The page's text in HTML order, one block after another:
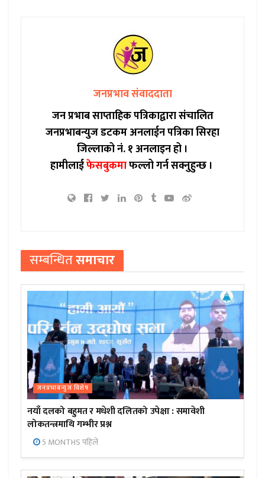
जनप्रभाव संवाददाता
जन प्रभाब साप्ताहिक पत्रिकाद्वारा संचालित
जनप्रभाबन्युज डटकम अनलाईन पत्रिका सिरहा
जिल्लाको नं. १ अनलाइन हो ।
हामीलाईफेसबुकमाफल्लो गर्न सक्नुहुन्छ ।
सम्बन्धितसमाचार
जनप्रभाबन्युज विशेष
नयाँ दलको बहुमत र मधेशी दलितको उपेक्षा : समावेशी
लोकतन्त्रमाथि गम्भीर प्रश्न
5 MONTHS पहिले